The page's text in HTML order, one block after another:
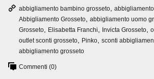
abbigliamento bambino grosseto
Abbigliamento Grosseto abbigliamento uomo
Grosseto
Elisabetta Franchi Invicta Grosseto
outlet sconti grosseto Pinko sconti
abbigliamento grosseto
Commenti (0)